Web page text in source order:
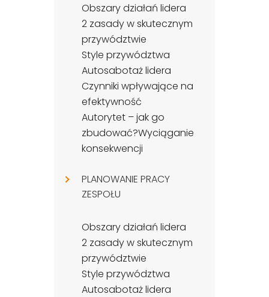
Obszary działań lidera
2 zasady w skutecznym
przywództwie
Style przywództwa
Autosabotaż lidera
Czynniki wpływające na
efektywność
Autorytet – jak go
zbudować?Wyciąganie
konsekwencji
PLANOWANIE PRACY
ZESPOŁU
Obszary działań lidera
2 zasady w skutecznym
przywództwie
Style przywództwa
Autosabotaż lidera